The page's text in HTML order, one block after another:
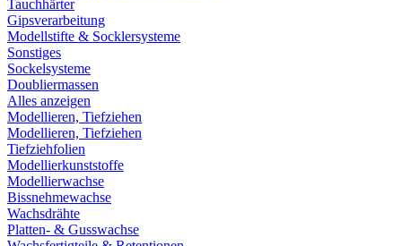
Tauchhärter
Gipsverarbeitung
Modellstifte & Socklersysteme
Sonstiges
Sockelsysteme
Doubliermassen
Alles anzeigen
Modellieren, Tiefziehen
Modellieren, Tiefziehen
Tiefziehfolien
Modellierkunststoffe
Modellierwachse
Bissnehmewachse
Wachsdrähte
Platten- & Gusswachse